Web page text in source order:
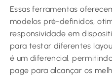
Essas ferramentas
modelos pré-definidos,
responsividade em
para testar diferentes
é um diferencial,
page para alcançar os